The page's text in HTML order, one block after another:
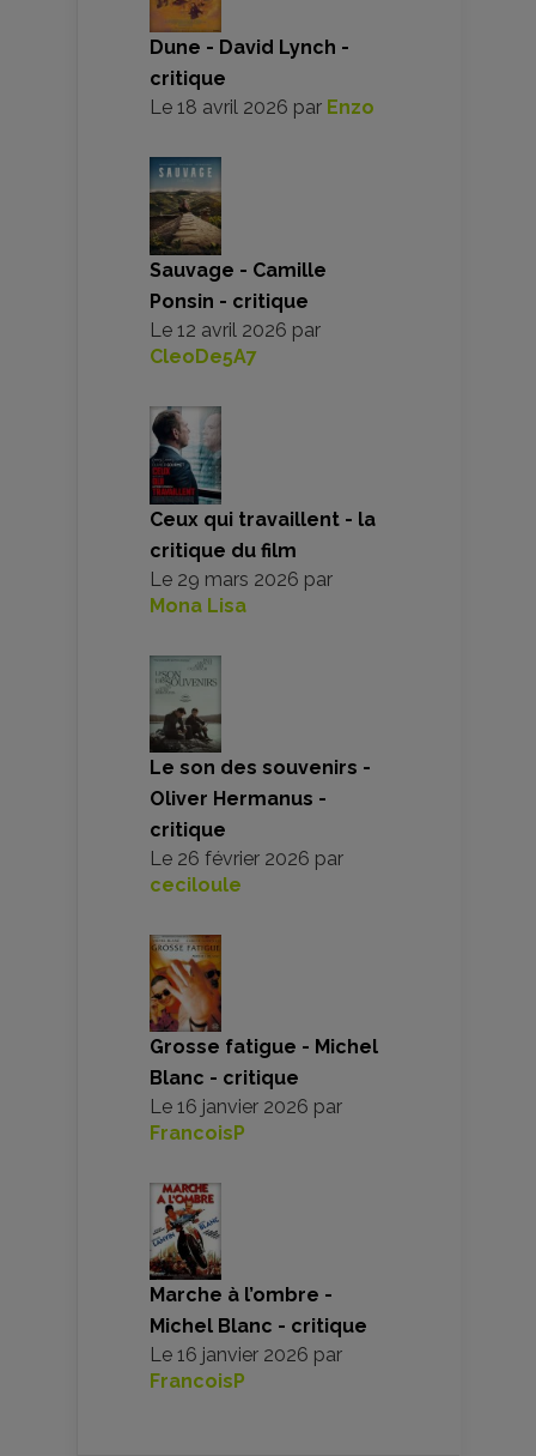
Dune - David Lynch -
critique
Le 18 avril 2026 par Enzo
Sauvage - Camille
Ponsin - critique
Le 12 avril 2026 par
CleoDe5A7
Ceux qui travaillent - la
critique du film
Le 29 mars 2026 par
Mona Lisa
Le son des souvenirs -
Oliver Hermanus -
critique
Le 26 février 2026 par
ceciloule
Grosse fatigue - Michel
Blanc - critique
Le 16 janvier 2026 par
FrancoisP
Marche à l’ombre -
Michel Blanc - critique
Le 16 janvier 2026 par
FrancoisP